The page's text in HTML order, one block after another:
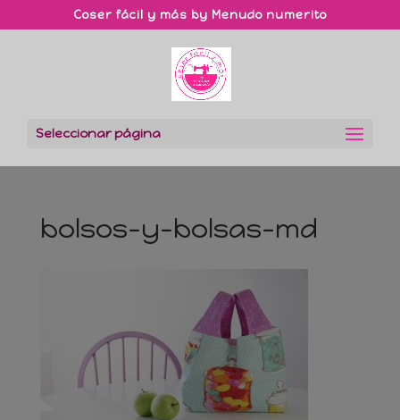
Coser fácil y más by Menudo numerito
Seleccionar página
bolsos-y-bolsas-md